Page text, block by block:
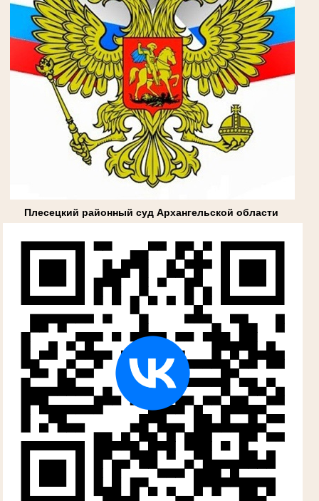
Плесецкий районный суд Архангельской области